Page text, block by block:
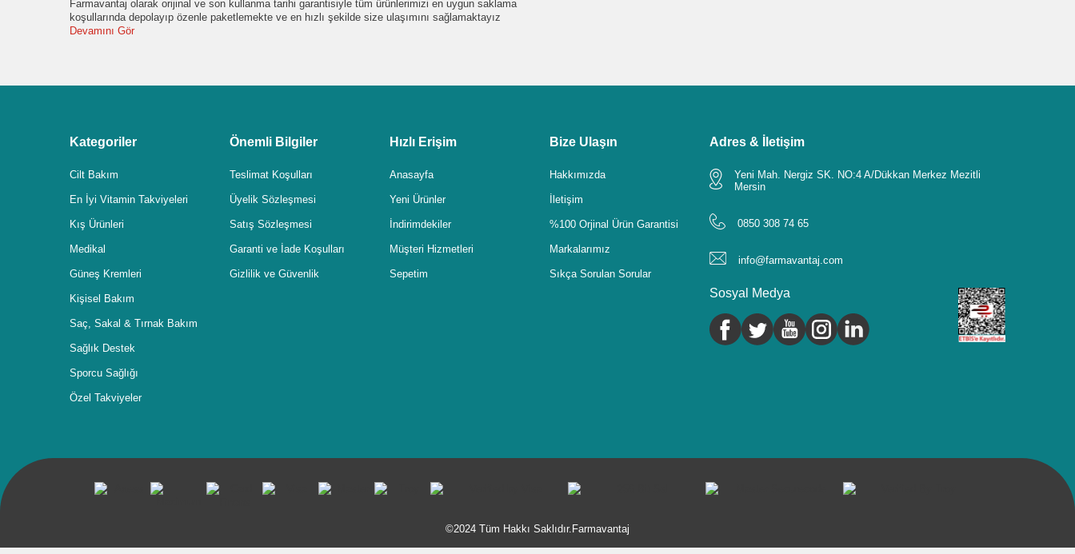
Farmavantaj olarak orijinal ve son kullanma tarihi garantisiyle tüm ürünlerimizi en uygun saklama
koşullarında depolayıp özenle paketlemekte ve en hızlı şekilde size ulaşımını sağlamaktayız
Devamını Gör
Kategoriler
Cilt Bakım
En İyi Vitamin Takviyeleri
Kış Ürünleri
Medikal
Güneş Kremleri
Kişisel Bakım
Saç, Sakal & Tırnak Bakım
Sağlık Destek
Sporcu Sağlığı
Özel Takviyeler
Önemli Bilgiler
Teslimat Koşulları
Üyelik Sözleşmesi
Satış Sözleşmesi
Garanti ve İade Koşulları
Gizlilik ve Güvenlik
Hızlı Erişim
Anasayfa
Yeni Ürünler
İndirimdekiler
Müşteri Hizmetleri
Sepetim
Bize Ulaşın
Hakkımızda
İletişim
%100 Orjinal Ürün Garantisi
Markalarımız
Sıkça Sorulan Sorular
Adres & İletişim
Yeni Mah. Nergiz SK. NO:4 A/Dükkan Merkez Mezitli
Mersin
0850 308 74 65
info@farmavantaj.com
Sosyal Medya
©2024 Tüm Hakkı Saklıdır.Farmavantaj